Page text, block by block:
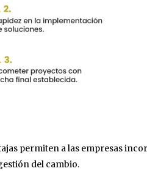
permiten a las empresas
del cambio.